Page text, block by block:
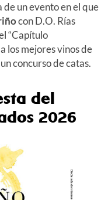
un evento en el que
con D.O. Rías
“Capítulo
los mejores vinos de
concurso de catas.
del
2026